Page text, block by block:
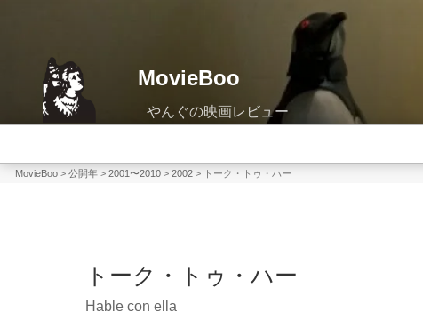
キ
MovieBoo
MovieBoo> 公開年> 2001〜2010> 2002> トーク・トゥ・ハー
トーク・トゥ・ハー
Hable con ella